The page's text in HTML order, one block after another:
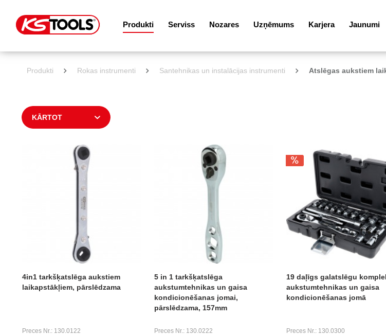
Produkti Serviss Nozares Uzņēmums Karjera Jaunumi
Produkti Rokas instrumenti Santehnikas un instalācijas instrumenti Atslēgas aukstiem
KĀRTOT
4in1 tarkšķatslēga aukstiem
laikapstākļiem, pārslēdzama
Preces Nr.: 130.0122
5 in 1 tarkšķatslēga
aukstumtehnikas un gaisa
kondicionēšanas jomai,
pārslēdzama, 157mm
Preces Nr.: 130.0222
19 daļīgs galatslēgu
aukstumtehnikas un gaisa
kondicionēšanas jomā
Preces Nr.: 130.0300